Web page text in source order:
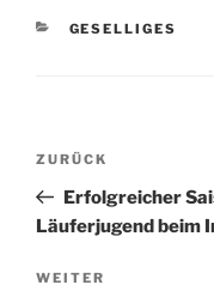
KATEGORIEN
GESELLIGES
Vorheriger
Beitrag
ZURÜCK
Erfolgreicher
Läuferjugend beim
Nächster
WEITER